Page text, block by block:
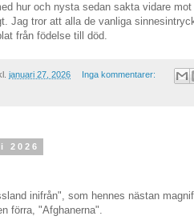
hur och nysta sedan sakta vidare
Jag tror att alla de vanliga
från födelse till död.
januari 27, 2026 Inga kommentarer:
2026
inifrån", som hennes nästan
förra, "Afghanerna".